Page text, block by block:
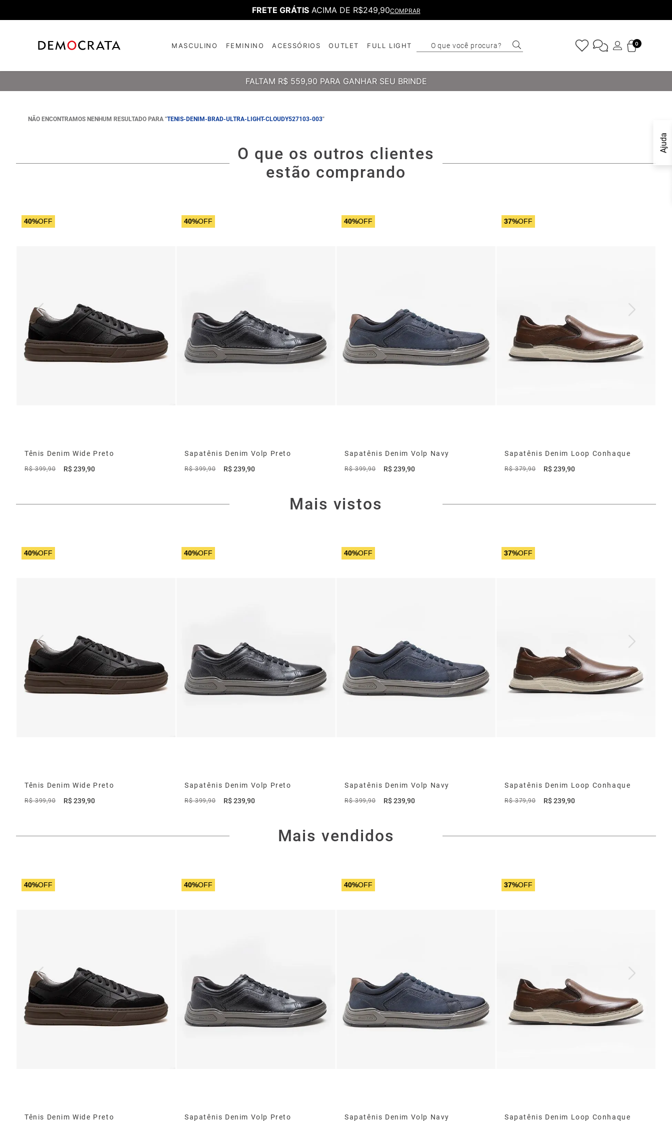
FRETE GRÁTISACIMA DE R$249,90COMPRAR
MASCULINO FEMININO ACESSÓRIOS OUTLET FULL LIGHT O que você procura?
TERMOS MAIS
0
FALTAM R$ 559,90 PARA GANHAR SEU BRINDE
Ajuda
NÃO ENCONTRAMOS NENHUM RESULTADO PARA "TENIS-DENIM-BRAD-ULTRA-LIGHT-CLOUDY527103-003"
O que os outros clientes
estão comprando
40%OFF
Tênis Denim Wide Preto
R$ 399,90 R$ 239,90
40%OFF
Sapatênis Denim Volp Preto
R$ 399,90 R$ 239,90
40%OFF
Sapatênis Denim Volp Navy
R$ 399,90 R$ 239,90
37%OFF
Sapatênis Denim Loop Conhaque
R$ 379,90 R$ 239,90
Mais vistos
40%OFF
Tênis Denim Wide Preto
R$ 399,90 R$ 239,90
40%OFF
Sapatênis Denim Volp Preto
R$ 399,90 R$ 239,90
40%OFF
Sapatênis Denim Volp Navy
R$ 399,90 R$ 239,90
37%OFF
Sapatênis Denim Loop Conhaque
R$ 379,90 R$ 239,90
Mais vendidos
40%OFF
Tênis Denim Wide Preto
40%OFF
Sapatênis Denim Volp Preto
40%OFF
Sapatênis Denim Volp Navy
37%OFF
Sapatênis Denim Loop Conhaque